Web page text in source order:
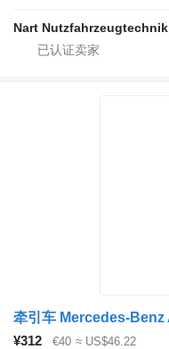
Nart Nutzfahrzeugtechnik
¥312 €40 ≈ US$46.22